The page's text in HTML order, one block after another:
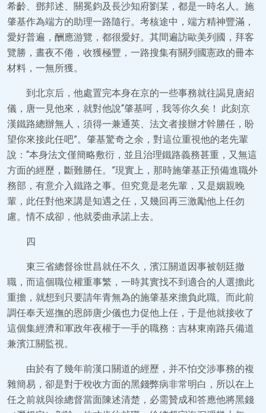
希齡、鄧邦述、關冕鈞及長沙知府劉某，都是一時名人。施
肇基作為端方的助理一路隨行。考核途中，端方精神豐滿，
愛好普遍，酬應游覽，都很愛好。其間遍訪歐美列國，拜客
覽勝，晝夜不倦，收獲極豐，一路搜集有關列國憲政的冊本
材料，一無所獲。
到北京后，他處置完本身在京的一些事務就往謁見唐紹
儀，唐一見他來，就對他說“肇基呵，我等你久矣！ 此刻京
漢鐵路總辦無人，須得一兼通英、法文者接辦才幹勝任，盼
望你來接此任吧”。肇基驚奇之余，對這位重視他的老先輩
說：“本身法文僅簡略敷衍，並且治理鐵路義務甚重，又無這
方面的經歷，斷難勝任。”現實上，那時施肇基正預備進職外
務部，有意介入鐵路之事。但究竟是老先輩，又是姻親晚
輩，此任對他來講是知遇之任，又幾回再三激勵他上任勿
慮。情不成卻，他就委曲承諾上去。
四
東三省總督徐世昌就任不久，濱江關道因事被朝廷撤
職，而這個職位權重事繁，一時其實找不到適合的人選擔此
重擔，就想到只要請年青無為的施肇基來擔負此職。而此前
調任奉天巡撫的恩師唐少儀也力促他上任，于是他就接收了
這個集經濟和軍政年夜權于一手的職務：吉林東南路兵備道
兼濱江關監視。
由於有了幾年前漢口關道的經歷，并不怕交涉事務的複
雜簡易，卻是對于稅收方面的黑錢弊病非常明白，所以在上
任之前就與徐總督當面陳述清楚，必需贊成和答應他將黑錢